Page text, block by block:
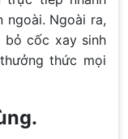
ngoài. Ngoài ra,
bỏ cốc xay sinh
thức mọi